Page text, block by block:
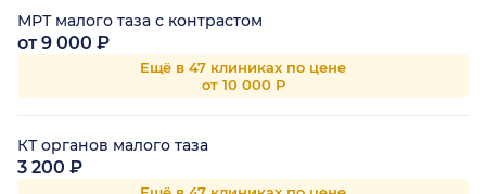
МРТ малого таза с контрастом
от 9 000 ₽
Ещё в 47 клиниках по цене
от 10 000 Р
КТ органов малого таза
3 200 ₽